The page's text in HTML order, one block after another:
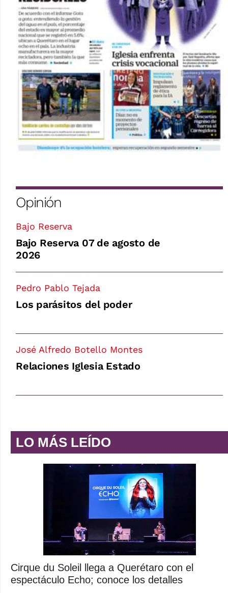
Opinión
Bajo Reserva
Bajo Reserva 07 de agosto de
2026
Pedro Pablo Tejada
Los parásitos del poder
José Alfredo Botello Montes
Relaciones Iglesia Estado
LO MÁS LEÍDO
Cirque du Soleil llega a Querétaro con el
espectáculo Echo; conoce los detalles